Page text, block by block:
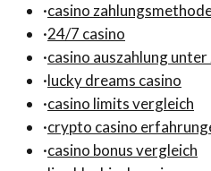
·casino
·24/7 casino
·casino auszahlung
·lucky dreams casino
·casino limits vergleich
·crypto casino
·casino bonus vergleich